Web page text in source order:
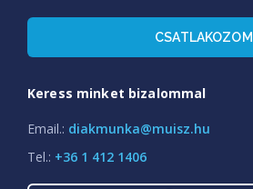
CSATLAKOZOM
Keress minket bizalommal
Email.: diakmunka@muisz.hu
Tel.: +36 1 412 1406